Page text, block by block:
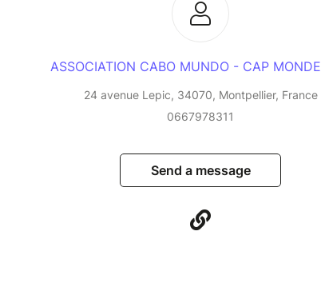
ASSOCIATION CABO MUNDO - CAP MONDE
24 avenue Lepic, 34070, Montpellier, France
0667978311
Send a message